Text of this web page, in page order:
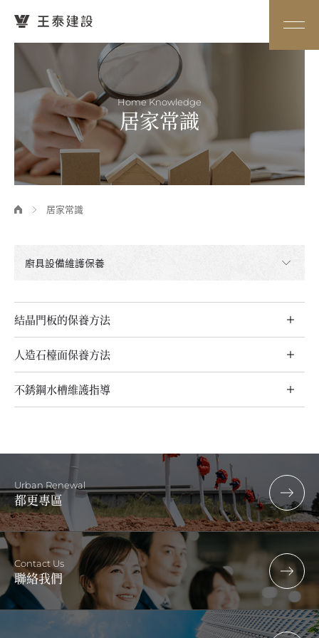
Home Knowledge
居家常識
居家常識
結晶門板的保養方法
人造石檯面保養方法
不銹鋼水槽維護指導
Urban Renewal
都更專區
Contact Us
聯絡我們